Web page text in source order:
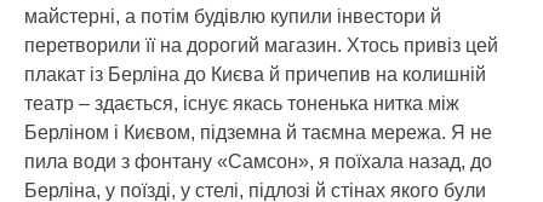
майстерні, а потім будівлю купили інвестори й
перетворили її на дорогий магазин. Хтось привіз цей
плакат із Берліна до Києва й причепив на колишній
театр – здається, існує якась тоненька нитка між
Берліном і Києвом, підземна й таємна мережа. Я не
пила води з фонтану «Самсон», я поїхала назад, до
Берліна, у поїзді, у стелі, підлозі й стінах якого були